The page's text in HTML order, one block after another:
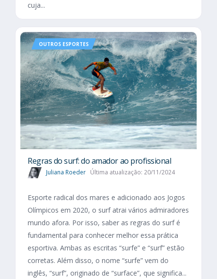
cuja...
OUTROS ESPORTES
Regras do surf: do amador ao profissional
Juliana Roeder Última atualização: 20/11/2024
Esporte radical dos mares e adicionado aos Jogos
Olímpicos em 2020, o surf atrai vários admiradores
mundo afora. Por isso, saber as regras do surf é
fundamental para conhecer melhor essa prática
esportiva. Ambas as escritas “surfe” e “surf” estão
corretas. Além disso, o nome “surfe” vem do
inglês, “surf”, originado de “surface”, que significa...